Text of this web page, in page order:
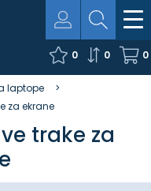
0
0
0
laptope
za ekrane
trake za